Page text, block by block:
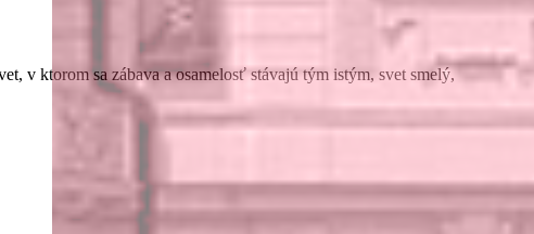
v ktorom sa zábava a osamelosť stávajú tým istým, svet smelý,